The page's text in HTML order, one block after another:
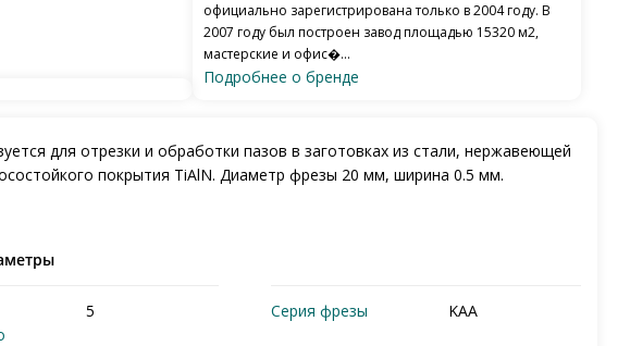
официально зарегистрирована только в 2004 году. В
2007 году был построен завод площадью 15320 м2,
мастерские и офис�...
Подробнее о бренде
для отрезки и обработки пазов в заготовках из стали, нержавеющей
покрытия TiAlN. Диаметр фрезы 20 мм, ширина 0.5 мм.
5 Серия фрезы KAA